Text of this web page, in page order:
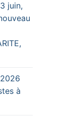
juin,
à